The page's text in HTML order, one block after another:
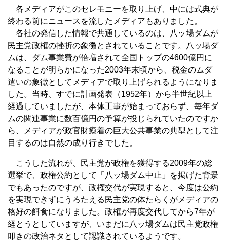
各メディアがこのセレモニーを取り上げ、中には式典が
終わる前にニュースを流したメディアもありました。
各社の発信した情報で共通しているのは、八ッ場ダムが
民主党政権の挫折の象徴とされていることです。八ッ場ダ
ムは、ダム事業費が倍増されて全国トップの4600億円に
なることが明らかになった2003年末頃から、税金のムダ
遣いの象徴としてメディアで取り上げられるようになりま
した。当時、すでに計画発表（1952年）から半世紀以上
経過していましたが、本体工事が始まっておらず、毎年ダ
ムの関連事業に数百億円の予算が投じられていたのですか
ら、メディアが政官財癒着の巨大公共事業の典型として注
目するのは自然の成り行きでした。
こうした流れが、民主党が政権を獲得する2009年の総
選挙で、政権公約として「八ッ場ダム中止」を掲げた背景
でもあったのですが、政権交代が実現すると、今度は公約
を実現できずにうろたえる民主党の体たらくがメディアの
格好の餌食になりました。政権が再度交代してから7年が
経とうとしていますが、いまだに八ッ場ダムは民主党政権
叩きの政治ネタとして認識されているようです。